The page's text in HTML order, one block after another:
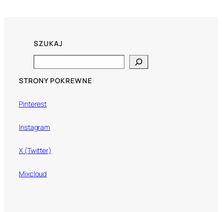
SZUKAJ
STRONY POKREWNE
Pinterest
Instagram
X (Twitter)
Mixcloud